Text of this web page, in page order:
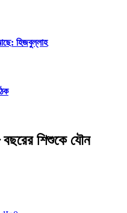
হিজবুল্লাহ
বছরের শিশুকে যৌন